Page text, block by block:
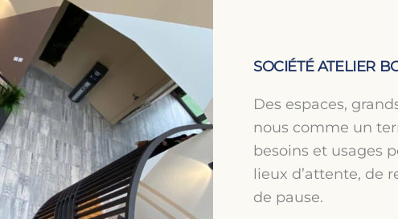
SOCIÉTÉ ATELIER
Des espaces,
nous comme un
besoins et usages
lieux d’attente, de
de pause.